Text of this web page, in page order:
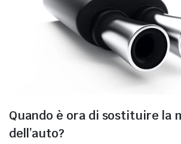
Quando è ora di sostituire la
dell’auto?